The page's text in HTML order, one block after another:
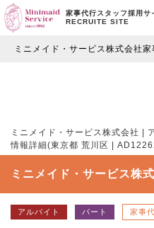
家事代行スタッフ採用サ
RECRUITE SITE
ミニメイド・サービス株式会社
ミニメイド・サービス株式会社 |
情報詳細(東京都 荒川区 |
ミニメイド・サービス株
アルバイト パート 家事